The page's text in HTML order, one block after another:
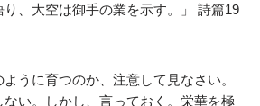
り、大空は御手の業を示す。」 詩篇19
ように育つのか、注意して見なさい。
い。しかし、言っておく。栄華を極